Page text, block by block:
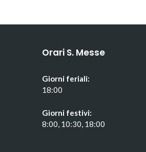
Orari S. Messe
Giorni feriali:
18:00
Giorni festivi:
8:00, 10:30, 18:00